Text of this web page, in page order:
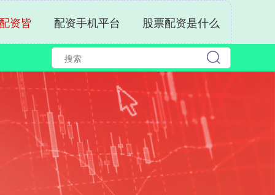
资皆 配资手机平台 股票配资是什么